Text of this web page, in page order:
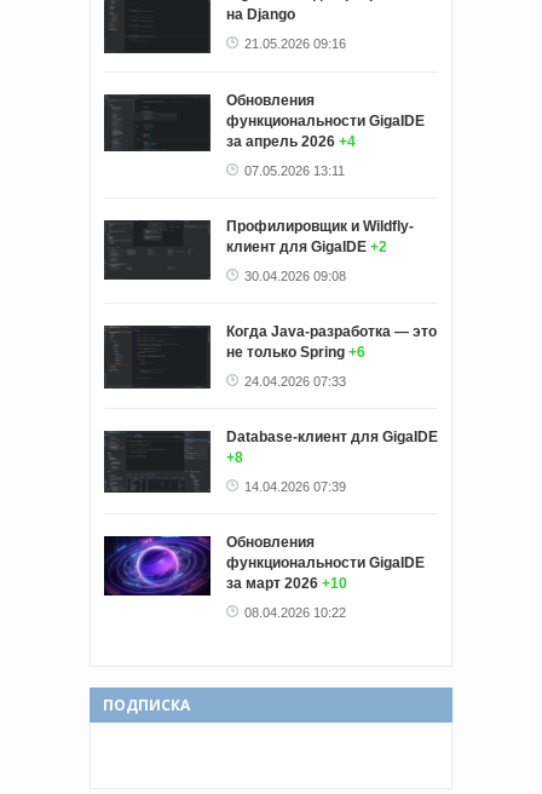
на Django
21.05.2026 09:16
Обновления
функциональности GigaIDE
за апрель 2026 +4
07.05.2026 13:11
Профилировщик и Wildfly-
клиент для GigaIDE +2
30.04.2026 09:08
Когда Java-разработка — это
не только Spring +6
24.04.2026 07:33
Database-клиент для GigaIDE
+8
14.04.2026 07:39
Обновления
функциональности GigaIDE
за март 2026 +10
08.04.2026 10:22
ПОДПИСКА